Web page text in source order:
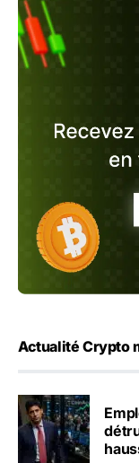
Actualité Crypto